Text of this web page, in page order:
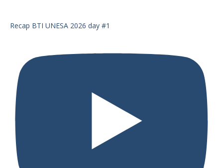
Recap BTI UNESA 2026 day #1